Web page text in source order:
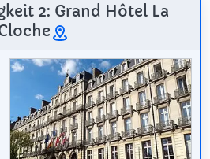
2: Grand Hôtel La